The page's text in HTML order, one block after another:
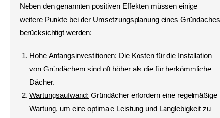
Neben den genannten positiven Effekten müssen einige
weitere Punkte bei der Umsetzungsplanung eines Gründaches
berücksichtigt werden:
Hohe Anfangsinvestitionen: Die Kosten für die Installation
von Gründächern sind oft höher als die für herkömmliche
Dächer.
Wartungsaufwand: Gründächer erfordern eine regelmäßige
Wartung, um eine optimale Leistung und Langlebigkeit zu